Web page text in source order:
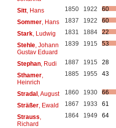
Sitt, Hans 1850 1922
60
Sommer, Hans 1837 1922
60
Stark, Ludwig 1831 1884
22
Stehle, Johann
Gustav Eduard
1839 1915 53
Stephan, Rudi 1887 1915
28
Sthamer,
Heinrich
1885 1955 43
Stradal, August 1860 1930
66
Sträßer, Ewald 1867 1933
61
Strauss
Richard
1864 1949 64